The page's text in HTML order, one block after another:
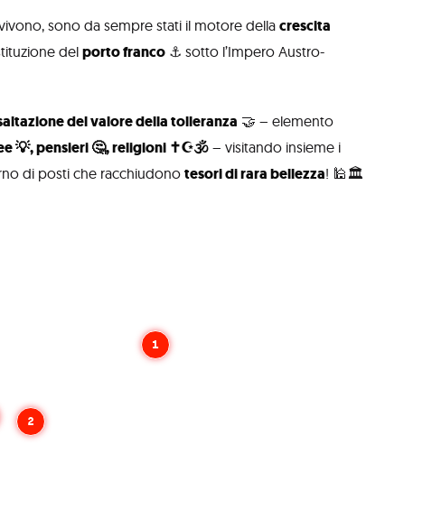
sono da sempre stati il motore della crescita
del porto franco⚓ sotto l’Impero Austro-
del valore della tolleranza 🤝 – elemento
💡, pensieri 🤔, religioni ✝️☪️🕉️– visitando insieme i
di posti che racchiudonotesori di rara bellezza! 🕌🏛️
1
2